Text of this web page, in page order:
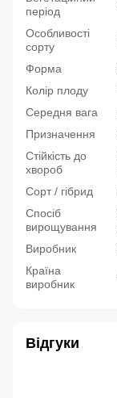
період
Особливості
сорту
Форма
Колір плоду
Середня вага
Призначення
Стійкість до
хвороб
Сорт / гібрид
Спосіб
вирощування
Виробник
Країна
виробник
Відгуки